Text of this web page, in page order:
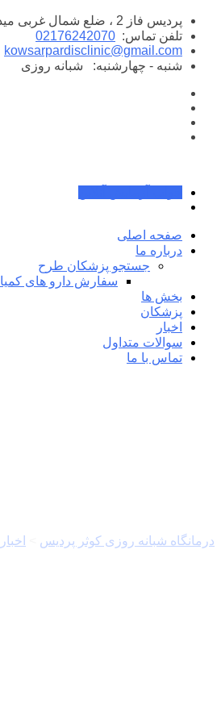
پرش
محتوا
پردیس فاز 2 ، ضلع شمال غربی میدان امام
تلفن تماس: 02176242070
kowsarpardisclinic@gmail.com
شنبه - چهارشنبه:
شبانه روزی
صفحه اصلی
درباره ما
جستجو پزشکان طرح
سفارش دارو های
بخش ها
پزشکان
اخبار
سوالات متداول
تماس با ما
درمانگاه شبانه روزی کوثر پردیس اخبار